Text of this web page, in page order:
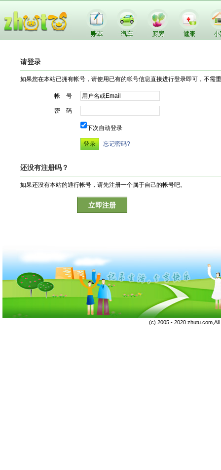
请登录
如果您在本站已拥有帐号，请使用已有的帐号信息直接进行登录即可，不需
帐 号
密 码
下次自动登录
忘记密码?
还没有注册吗？
如果还没有本站的通行帐号，请先注册一个属于自己的帐号吧。
立即注册
(c) 2005 - 2020